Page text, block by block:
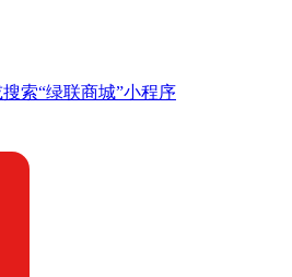
索“绿联商城”小程序